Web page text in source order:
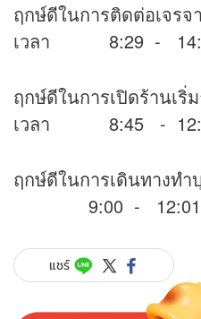
ฤกษ์ดีในการติดต่อเจรจ
เวลา 8:29 -
ฤกษ์ดีในการเปิดร้านเริ่
เวลา 8:45 -
ฤกษ์ดีในการเดินทางท
9:00 - 12:01
แชร์